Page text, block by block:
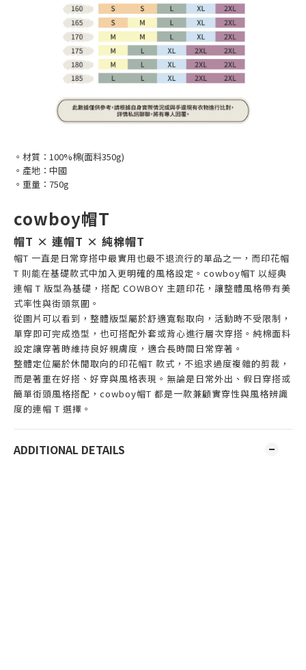
。材質：100%棉(面料350g)
。產地：中國
。重量：750g
cowboy帽T
帽T × 連帽T × 純棉帽T
帽T 一直是日常穿搭中最實用也最不退流行的單品之一，而印花帽
T 則能在基礎款式中加入更明確的風格設定。cowboy帽T 以經典
連帽 T 版型為基礎，搭配 COWBOY 主題印花，讓整體風格帶有美
式率性與街頭氛圍。
從圖片可以看到，整體版型屬於舒適寬鬆取向，活動時不受限制，
單穿即可完成造型，也可搭配外套或背心進行層次穿搭。純棉面料
設定讓穿著時維持良好親膚度，適合長時間日常穿著。
整體定位屬於休閒取向的印花帽T 款式，不追求過度複雜的剪裁，
而是著重在好搭、好穿與風格表現。無論是日常外出、假日穿搭或
簡單街頭風格搭配，cowboy帽T 都是一款兼顧實穿性與風格辨識
度的連帽 T 選擇。
ADDITIONAL DETAILS